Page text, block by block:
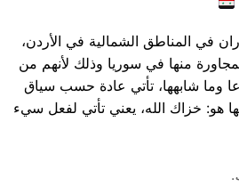
في المناطق الشمالية في الأردن،
منها في سوريا وذلك لأنهم من
وما شابهها، تأتي عادة حسب سياق
هو: خزاك الله، يعني تأتي لفعل سيء
.